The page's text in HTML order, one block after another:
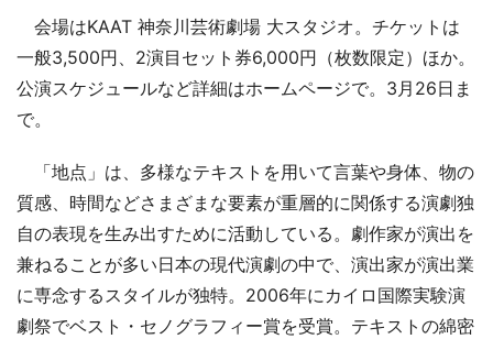
会場はKAAT 神奈川芸術劇場 大スタジオ。チケットは
一般3,500円、2演目セット券6,000円（枚数限定）ほか。
公演スケジュールなど詳細はホームページで。3月26日ま
で。
「地点」は、多様なテキストを用いて言葉や身体、物の
質感、時間などさまざまな要素が重層的に関係する演劇独
自の表現を生み出すために活動している。劇作家が演出を
兼ねることが多い日本の現代演劇の中で、演出家が演出業
に専念するスタイルが独特。2006年にカイロ国際実験演
劇祭でベスト・セノグラフィー賞を受賞。テキストの綿密